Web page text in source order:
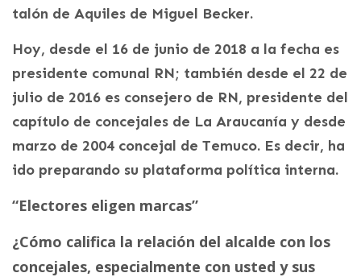
talón de Aquiles de Miguel Becker.
Hoy, desde el 16 de junio de 2018 a la fecha es
presidente comunal RN; también desde el 22 de
julio de 2016 es consejero de RN, presidente del
capítulo de concejales de La Araucanía y desde
marzo de 2004 concejal de Temuco. Es decir, ha
ido preparando su plataforma política interna.
“Electores eligen marcas”
¿Cómo califica la relación del alcalde con los
concejales, especialmente con usted y sus